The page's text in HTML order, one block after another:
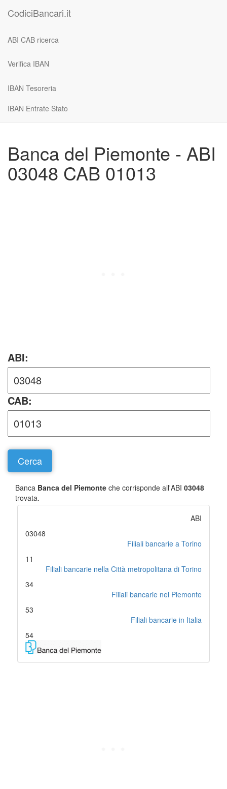
CodiciBancari.it
ABI CAB ricerca
Verifica IBAN
IBAN Tesoreria
IBAN Entrate Stato
Banca del Piemonte - ABI
03048 CAB 01013
ABI:
CAB:
Banca Banca del Piemonte che corrisponde all'ABI 03048
trovata.
ABI
03048
Filiali bancarie a Torino
11
Filiali bancarie nella Città metropolitana di Torino
34
Filiali bancarie nel Piemonte
53
Filiali bancarie in Italia
54